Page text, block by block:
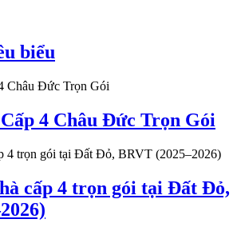
biểu
4 Châu Đức Trọn Gói
cấp 4 trọn gói tại Đất Đỏ,